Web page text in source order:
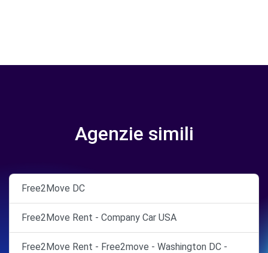
Agenzie simili
Free2Move DC
Free2Move Rent - Company Car USA
Free2Move Rent - Free2move - Washington DC -